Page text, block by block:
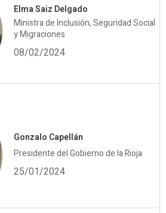
Elma Saiz Delgado
Ministra de Inclusión, Seguridad Social
y Migraciones
08/02/2024
Gonzalo Capellán
Presidente del Gobierno de la Rioja
25/01/2024